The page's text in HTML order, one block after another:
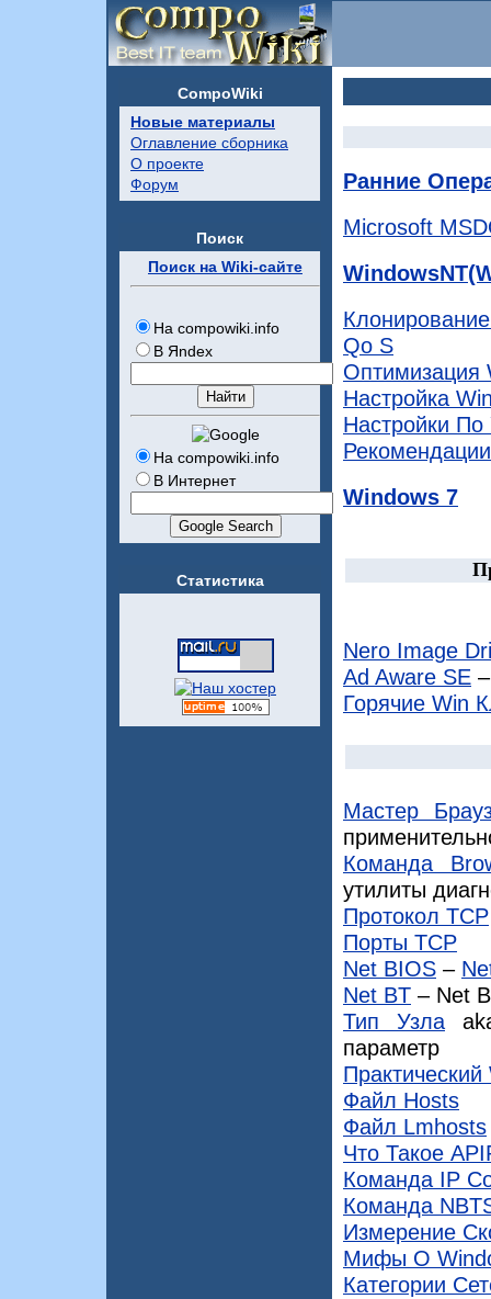
CompoWiki
Новые материалы
Оглавление сборника
О проекте
Форум
Поиск
Поиск на Wiki-сайте
На compowiki.info
В Яndex
На compowiki.info
В Интернет
Статистика
Ранние
Microsoft
Qo S
Оптимизация
Настройка
Настройки
Windows 7
Nero Image
Ad Aware SE
Горячие Win
Мастер
Команда
утилиты
Протокол TCP
Порты TCP
Net BIOS –
Net BT – Net
Тип Узла
параметр
Практический
Файл Hosts
Файл Lmhosts
Что Такое
Команда IP
Команда
Измерение
Мифы О
Категории